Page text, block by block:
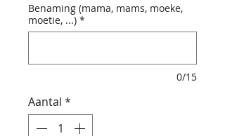
Benaming (mama, mams, moeke,
moetie, ...) *
0/15
Aantal *